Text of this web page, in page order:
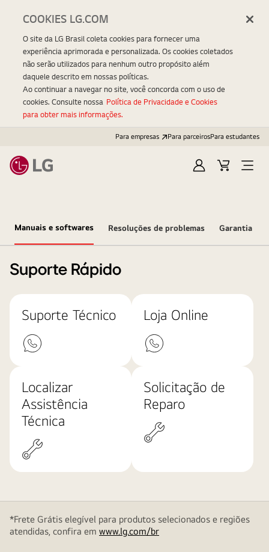
Para empresas Para parceirosPara estudantes
EntrarCarrinhoOpen
Manuais e softwares Resoluções de problemas Garantia
Suporte Rápido
Suporte Técnico Loja Online
Localizar
Assistência
Técnica
Solicitação de
Reparo
*Frete Grátis elegível para produtos selecionados e regiões
atendidas, confira em www.lg.com/br
COOKIES LG.COM
O site da LG Brasil coleta cookies para fornecer uma
experiência aprimorada e personalizada. Os cookies coletados
não serão utilizados para nenhum outro propósito além
daquele descrito em nossas políticas.
Ao continuar a navegar no site, você concorda com o uso de
cookies. Consulte nossa Política de Privacidade e Cookies
para obter mais informações.